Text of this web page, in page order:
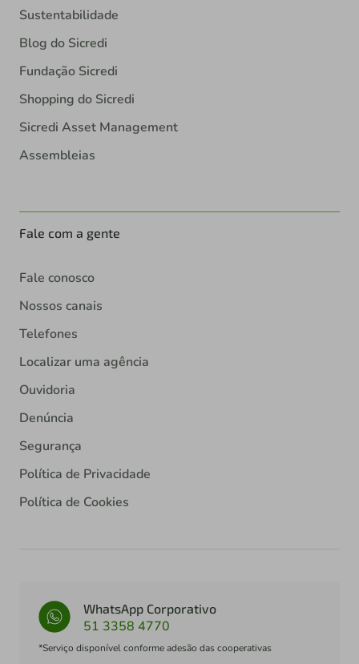
Sustentabilidade
Blog do Sicredi
Fundação Sicredi
Shopping do Sicredi
Sicredi Asset Management
Assembleias
Fale com a gente
Fale conosco
Nossos canais
Telefones
Localizar uma agência
Ouvidoria
Denúncia
Segurança
Política de Privacidade
Política de Cookies
WhatsApp Corporativo
51 3358 4770
*Serviço disponível conforme adesão das cooperativas